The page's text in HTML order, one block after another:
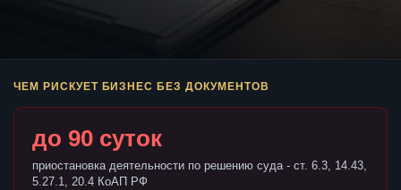
ЧЕМ РИСКУЕТ БИЗНЕС БЕЗ ДОКУМЕНТОВ
до 90 суток
приостановка деятельности по решению суда - ст. 6.3, 14.43,
5.27.1, 20.4 КоАП РФ